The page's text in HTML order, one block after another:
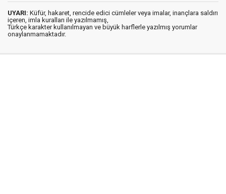
UYARI: Küfür, hakaret, rencide edici cümleler veya imalar, inançlara saldırı
içeren, imla kuralları ile yazılmamış,
Türkçe karakter kullanılmayan ve büyük harflerle yazılmış yorumlar
onaylanmamaktadır.